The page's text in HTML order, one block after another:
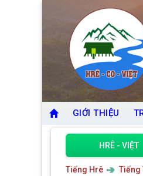
GIỚI THIỆU
HRÊ - VIỆT
Tiếng Hrê Tiếng